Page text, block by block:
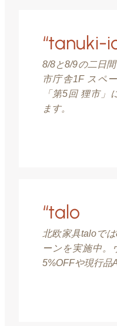
“tanuki-
8/8と8/9の二日
市庁舎1F スペ
「第5回 狸市」
ます。
“talo
北欧家具taloで
ーンを実施中。
5%OFFや現行品